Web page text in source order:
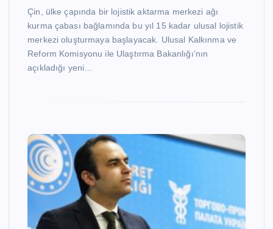
Çin, ülke çapında bir lojistik aktarma merkezi ağı
kurma çabası bağlamında bu yıl 15 kadar ulusal lojistik
merkezi oluşturmaya başlayacak. Ulusal Kalkınma ve
Reform Komisyonu ile Ulaştırma Bakanlığı’nın
açıkladığı yeni…